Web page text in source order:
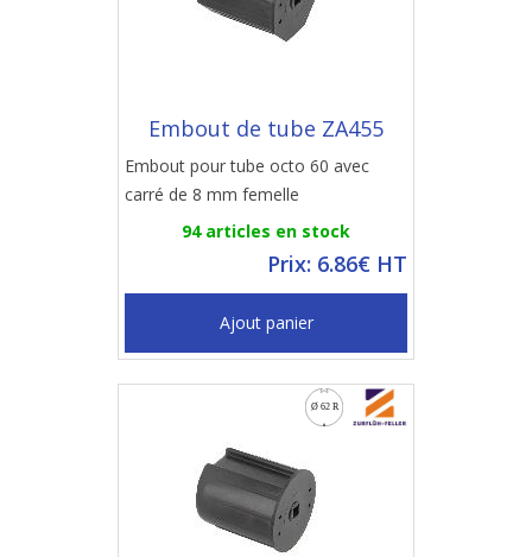
Embout de tube ZA455
Embout pour tube octo 60 avec
carré de 8 mm femelle
94 articles en stock
Prix: 6.86€ HT
Ajout panier